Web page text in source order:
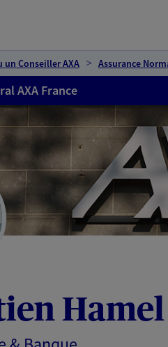
un Conseiller AXA Assurance
AXA France
Hamel